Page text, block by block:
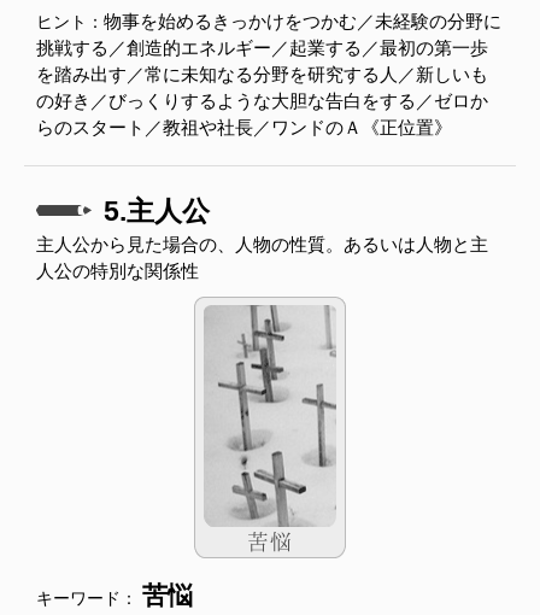
ヒント： 物事を始めるきっかけをつかむ／未経験の分野に
挑戦する／創造的エネルギー／起業する／最初の第一歩
を踏み出す／常に未知なる分野を研究する人／新しいも
の好き／びっくりするような大胆な告白をする／ゼロか
らのスタート／教祖や社長／ワンドのＡ《正位置》
5.主人公
主人公から見た場合の、人物の性質。あるいは人物と主
人公の特別な関係性
キーワード： 苦悩